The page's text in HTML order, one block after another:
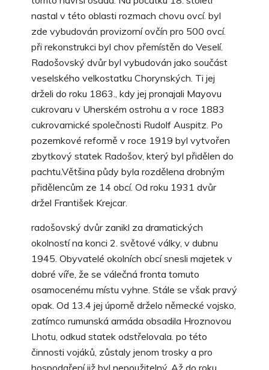
nastal v této oblasti rozmach chovu ovcí. byl
zde vybudován provizorní ovčín pro 500 ovcí.
při rekonstrukci byl chov přemístěn do Veselí.
Radošovský dvůr byl vybudován jako součást
veselského velkostatku Chorynských. Ti jej
drželi do roku 1863., kdy jej pronajali Mayovu
cukrovaru v Uherském ostrohu a v roce 1883
cukrovarnické společnosti Rudolf Auspitz. Po
pozemkové reformě v roce 1919 byl vytvořen
zbytkový statek Radošov, který byl přidělen do
pachtu.Většina půdy byla rozdělena drobným
přidělencům ze 14 obcí. Od roku 1931 dvůr
držel František Krejcar.
radošovský dvůr zanikl za dramatických
okolností na konci 2. světové války, v dubnu
1945. Obyvatelé okolních obcí snesli majetek v
dobré víře, že se válečná fronta tomuto
osamocenému místu vyhne. Stále se však pravý
opak. Od 13.4 jej úporně drželo německé vojsko,
zatímco rumunská armáda obsadila Hroznovou
Lhotu, odkud statek odstřelovala. po této
činnosti vojáků, zůstaly jenom trosky a pro